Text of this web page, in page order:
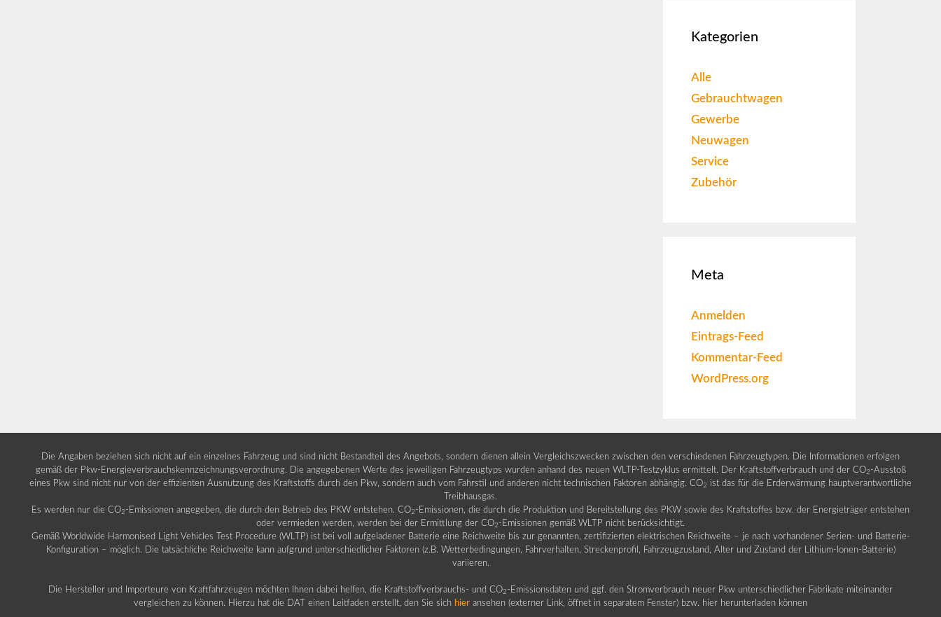
Kategorien
Alle
Gebrauchtwagen
Gewerbe
Neuwagen
Service
Zubehör
Meta
Anmelden
Eintrags-Feed
Kommentar-Feed
WordPress.org
Die Angaben beziehen sich nicht auf ein einzelnes Fahrzeug und sind nicht Bestandteil des Angebots, sondern dienen allein Vergleichszwecken zwischen den verschiedenen Fahrzeugtypen. Die Informationen erfolgen
gemäß der Pkw-Energieverbrauchskennzeichnungsverordnung. Die angegebenen Werte des jeweiligen Fahrzeugtyps wurden anhand des neuen WLTP-Testzyklus ermittelt. Der Kraftstoffverbrauch und der CO2 -Ausstoß
eines Pkw sind nicht nur von der effizienten Ausnutzung des Kraftstoffs durch den Pkw, sondern auch vom Fahrstil und anderen nicht technischen Faktoren abhängig. CO2 ist das für die Erderwärmung hauptverantwortliche
Treibhausgas.
Es werden nur die CO2 -Emissionen angegeben, die durch den Betrieb des PKW entstehen. CO2 -Emissionen, die durch die Produktion und Bereitstellung des PKW sowie des Kraftstoffes bzw. der Energieträger entstehen
oder vermieden werden, werden bei der Ermittlung der CO2 -Emissionen gemäß WLTP nicht berücksichtigt.
Gemäß Worldwide Harmonised Light Vehicles Test Procedure (WLTP) ist bei voll aufgeladener Batterie eine Reichweite bis zur genannten, zertifizierten elektrischen Reichweite – je nach vorhandener Serien- und Batterie-
Konfiguration – möglich. Die tatsächliche Reichweite kann aufgrund unterschiedlicher Faktoren (z.B. Wetterbedingungen, Fahrverhalten, Streckenprofil, Fahrzeugzustand, Alter und Zustand der Lithium-Ionen-Batterie)
variieren.
Die Hersteller und Importeure von Kraftfahrzeugen möchten Ihnen dabei helfen, die Kraftstoffverbrauchs- und CO2 -Emissionsdaten und ggf. den Stromverbrauch neuer Pkw unterschiedlicher Fabrikate miteinander
vergleichen zu können. Hierzu hat die DAT einen Leitfaden erstellt, den Sie sich hier ansehen (externer Link, öffnet in separatem Fenster) bzw. hier herunterladen können